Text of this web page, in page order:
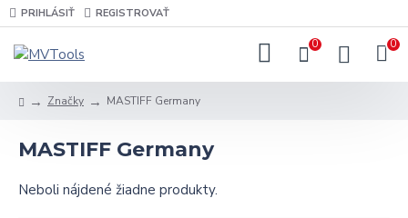
PRIHLÁSIŤ REGISTROVAŤ
0 0
Značky MASTIFF Germany
MASTIFF Germany
Neboli nájdené žiadne produkty.